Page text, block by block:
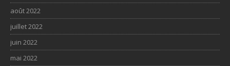
août 2022
juillet 2022
juin 2022
mai 2022